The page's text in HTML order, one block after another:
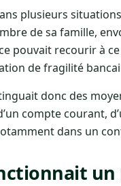
plusieurs
de sa famille,
pouvait recourir à
de fragilité
donc des
compte courant,
dans un
un